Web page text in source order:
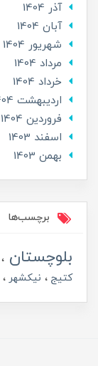
آذر 1404
آبان 1404
شهریور 1404
مرداد 1404
خرداد 1404
ارديبهشت 1404
فروردین 1404
اسفند 1403
بهمن 1403
برچسب‌ها
بلوچستان
کتیج
نیکشهر